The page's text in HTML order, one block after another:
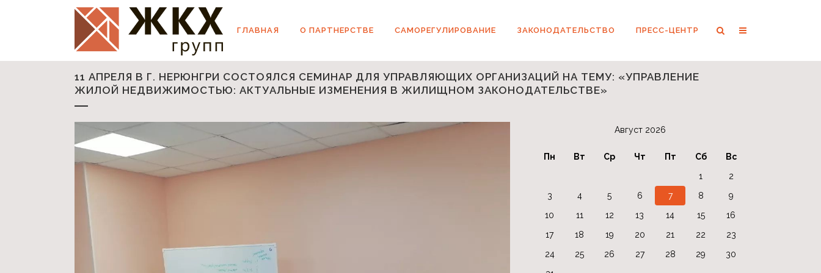
ГЛАВНАЯ О ПАРТНЕРСТВЕ САМОРЕГУЛИРОВАНИЕ ЗАКОНОДАТЕЛЬСТВО ПРЕСС-ЦЕНТР
11 АПРЕЛЯ В Г. НЕРЮНГРИ СОСТОЯЛСЯ СЕМИНАР ДЛЯ УПРАВЛЯЮЩИХ ОРГАНИЗАЦИЙ НА ТЕМУ: «УПРАВЛЕНИЕ
ЖИЛОЙ НЕДВИЖИМОСТЬЮ: АКТУАЛЬНЫЕ ИЗМЕНЕНИЯ В ЖИЛИЩНОМ ЗАКОНОДАТЕЛЬСТВЕ»
Август 2026
Пн Вт Ср Чт Пт Сб
Вс
1
2
3
4 5 6 7 8
9
10
11 12 13 14 15
16
17
18 19 20 21 22
23
24
25 26 27 28 29
30